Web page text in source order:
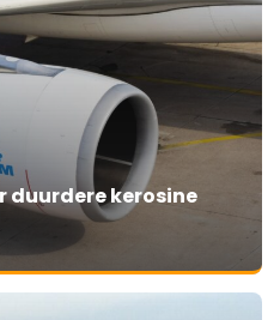
duurdere kerosine